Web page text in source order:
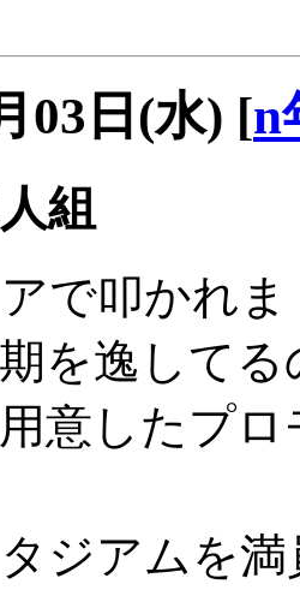
03日(水) [n
組
で叩かれ
を逸して
意したプ
ジアムを